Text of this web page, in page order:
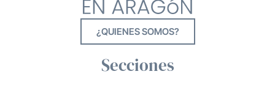
¿QUIENES SOMOS?
Secciones